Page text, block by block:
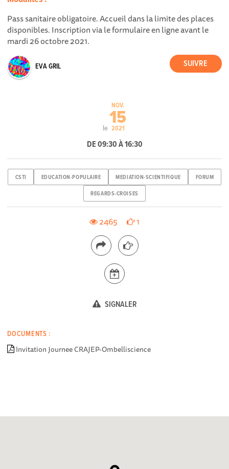
Pass sanitaire obligatoire. Accueil dans la limite des places
disponibles. Inscription via le formulaire en ligne avant le
mardi 26 octobre 2021.
EVA GRIL
le
NOV.
15
2021
DE 09:30 À 16:30
CSTI EDUCATION-POPULAIRE MEDIATION-SCIENTIFIQUE FORUM
REGARDS-CROISES
2465 1
SIGNALER
DOCUMENTS :
Invitation Journee CRAJEP-Ombelliscience